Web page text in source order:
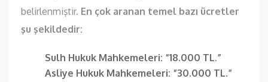
belirlenmiştir. En çok aranan temel bazı ücretler
şu şekildedir:
Sulh Hukuk Mahkemeleri: “18.000 TL.”
Asliye Hukuk Mahkemeleri: “30.000 TL.”